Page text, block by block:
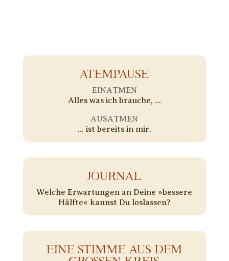
ATEMPAUSE
EINATMEN
Alles was ich brauche, ...
AUSATMEN
... ist bereits in mir.
JOURNAL
Welche Erwartungen an Deine »bessere
Hälfte« kannst Du loslassen?
EINE STIMME AUS DEM